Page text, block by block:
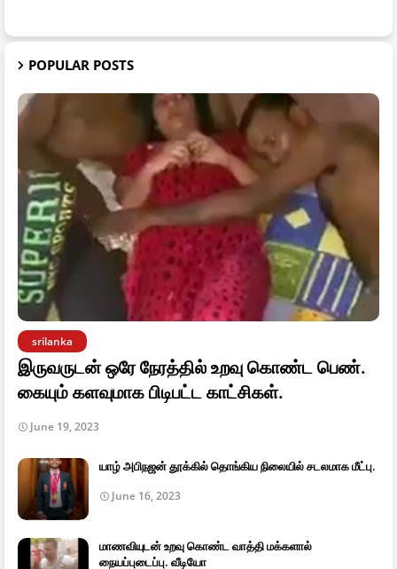
POPULAR POSTS
srilanka
இருவருடன் ஒரே நேரத்தில் உறவு கொண்ட பெண்.
கையும் களவுமாக பிடிபட்ட காட்சிகள்.
June 19, 2023
யாழ் அபிநஜன் தூக்கில் தொங்கிய நிலையில் சடலமாக மீட்பு.
June 16, 2023
மாணவியுடன் உறவு கொண்ட வாத்தி மக்களால்
நையப்புடைப்பு. வீடியோ